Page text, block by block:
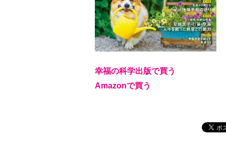
幸福の科学出版で買う
Amazonで買う